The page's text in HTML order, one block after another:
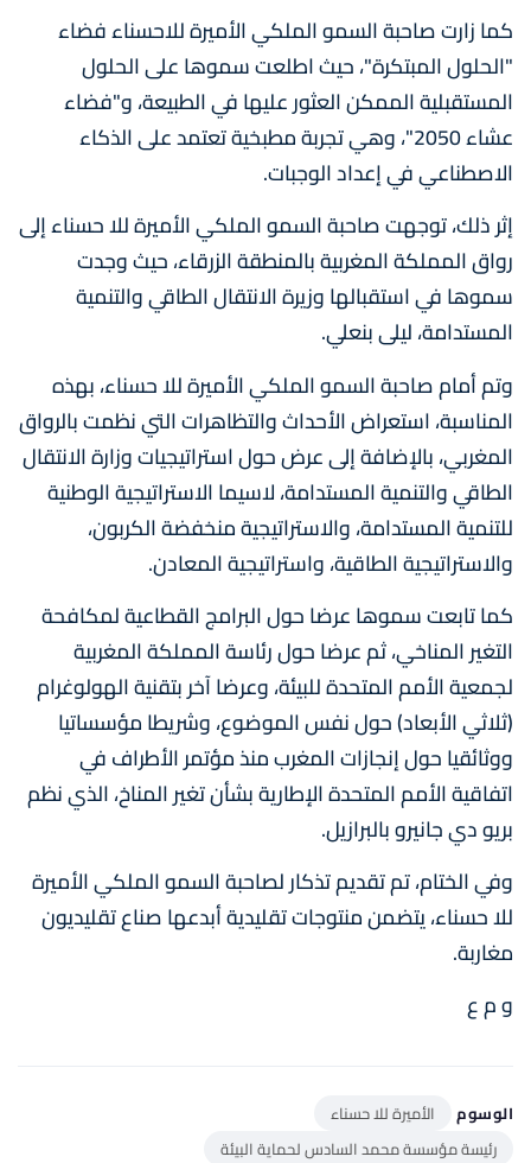
كما زارت صاحبة السمو الملكي الأميرة للاحسناء فضاء
"الحلول المبتكرة"، حيث اطلعت سموها على الحلول
المستقبلية الممكن العثور عليها في الطبيعة، و"فضاء
عشاء 2050"، وهي تجربة مطبخية تعتمد على الذكاء
الاصطناعي في إعداد الوجبات.
إثر ذلك، توجهت صاحبة السمو الملكي الأميرة للا حسناء إلى
رواق المملكة المغربية بالمنطقة الزرقاء، حيث وجدت
سموها في استقبالها وزيرة الانتقال الطاقي والتنمية
المستدامة، ليلى بنعلي.
وتم أمام صاحبة السمو الملكي الأميرة للا حسناء، بهذه
المناسبة، استعراض الأحداث والتظاهرات التي نظمت بالرواق
المغربي، بالإضافة إلى عرض حول استراتيجيات وزارة الانتقال
الطاقي والتنمية المستدامة، لاسيما الاستراتيجية الوطنية
للتنمية المستدامة، والاستراتيجية منخفضة الكربون،
والاستراتيجية الطاقية، واستراتيجية المعادن.
كما تابعت سموها عرضا حول البرامج القطاعية لمكافحة
التغير المناخي، ثم عرضا حول رئاسة المملكة المغربية
لجمعية الأمم المتحدة للبيئة، وعرضا آخر بتقنية الهولوغرام
(ثلاثي الأبعاد) حول نفس الموضوع، وشريطا مؤسساتيا
ووثائقيا حول إنجازات المغرب منذ مؤتمر الأطراف في
اتفاقية الأمم المتحدة الإطارية بشأن تغير المناخ، الذي نظم
بريو دي جانيرو بالبرازيل.
وفي الختام، تم تقديم تذكار لصاحبة السمو الملكي الأميرة
للا حسناء، يتضمن منتوجات تقليدية أبدعها صناع تقليديون
مغاربة.
و م ع
الوسوم
الأميرة للا حسناء
رئيسة مؤسسة محمد السادس لحماية البيئة